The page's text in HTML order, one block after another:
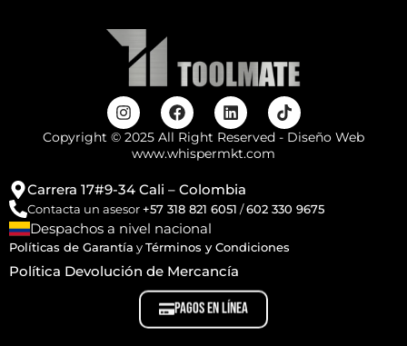
Copyright © 2025 All Right Reserved - Diseño Web
www.whispermkt.com
Carrera 17#9-34 Cali – Colombia
Contacta un asesor+57 318 821 6051 /602 330 9675
Despachos a nivel nacional
Políticas de Garantía yTérminos y Condiciones
Política Devolución de Mercancía
PAGOS EN LÍNEA